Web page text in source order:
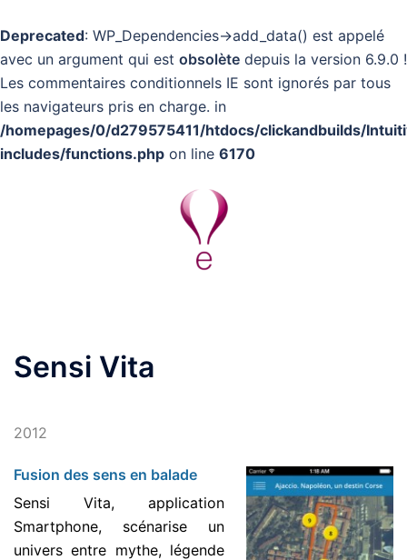
Deprecated: WP_Dependencies->add_data() est appelé
avec un argument qui est obsolète depuis la version 6.9.0 !
Les commentaires conditionnels IE sont ignorés par tous
les navigateurs pris en charge. in
/homepages/0/d279575411/htdocs/clickandbuilds/
includes/functions.php on line 6170
Sensi Vita
2012
Fusion des sens en balade
Sensi Vita, application
Smartphone, scénarise un
univers entre mythe, légende